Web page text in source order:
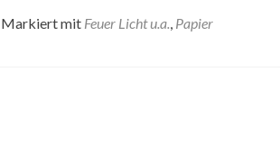
Markiert mit Feuer Licht u.a., Papier